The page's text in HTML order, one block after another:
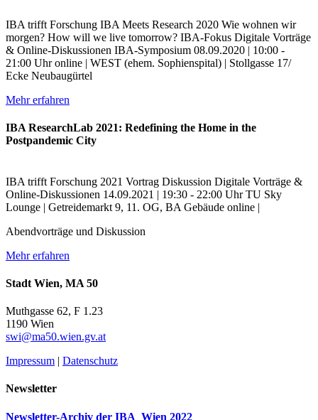
IBA trifft Forschung IBA Meets Research 2020 Wie wohnen wir
morgen? How will we live tomorrow? IBA-Fokus Digitale Vorträge
& Online-Diskussionen IBA-Symposium 08.09.2020 | 10:00 -
21:00 Uhronline | WEST (ehem. Sophienspital) | Stollgasse 17/
Ecke Neubaugürtel
Mehr erfahren
IBA ResearchLab 2021: Redefining the Home in the
Postpandemic City
IBA trifft Forschung 2021 Vortrag Diskussion Digitale Vorträge &
Online-Diskussionen 14.09.2021 | 19:30 - 22:00 UhrTU Sky
Lounge | Getreidemarkt 9, 11. OG, BA Gebäude online |
Abendvorträge und Diskussion
Mehr erfahren
Stadt Wien, MA 50
Muthgasse 62, F 1.23
1190 Wien
swi@ma50.wien.gv.at
Impressum | Datenschutz
Newsletter
Newsletter-Archiv der IBA_Wien 2022